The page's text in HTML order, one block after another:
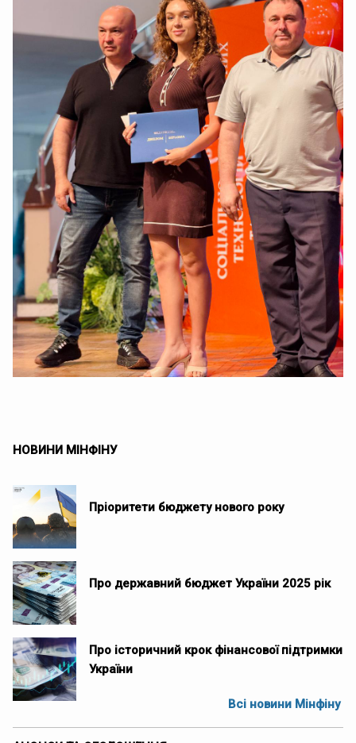
НОВИНИ МІНФІНУ
Пріоритети бюджету нового року
Про державний бюджет України 2025 рік
Про історичний крок фінансової підтримки
України
Всі новини Мінфіну